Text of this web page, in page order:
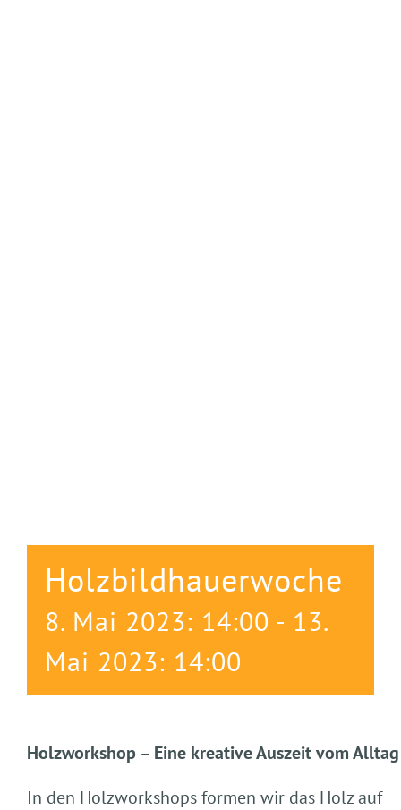
Holzbildhauerwoche
8. Mai 2023: 14:00 - 13.
Mai 2023: 14:00
Holzworkshop – Eine kreative Auszeit vom Alltag
In den Holzworkshops formen wir das Holz auf